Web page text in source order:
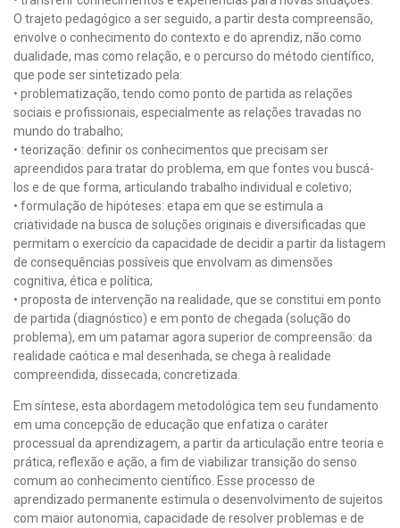
O trajeto pedagógico a ser seguido, a partir desta compreensão,
envolve o conhecimento do contexto e do aprendiz, não como
dualidade, mas como relação, e o percurso do método científico,
que pode ser sintetizado pela:
• problematização, tendo como ponto de partida as relações
sociais e profissionais, especialmente as relações travadas no
mundo do trabalho;
• teorização: definir os conhecimentos que precisam ser
apreendidos para tratar do problema, em que fontes vou buscá-
los e de que forma, articulando trabalho individual e coletivo;
• formulação de hipóteses: etapa em que se estimula a
criatividade na busca de soluções originais e diversificadas que
permitam o exercício da capacidade de decidir a partir da listagem
de consequências possíveis que envolvam as dimensões
cognitiva, ética e política;
• proposta de intervenção na realidade, que se constitui em ponto
de partida (diagnóstico) e em ponto de chegada (solução do
problema), em um patamar agora superior de compreensão: da
realidade caótica e mal desenhada, se chega à realidade
compreendida, dissecada, concretizada.
Em síntese, esta abordagem metodológica tem seu fundamento
em uma concepção de educação que enfatiza o caráter
processual da aprendizagem, a partir da articulação entre teoria e
prática, reflexão e ação, a fim de viabilizar transição do senso
comum ao conhecimento científico. Esse processo de
aprendizado permanente estimula o desenvolvimento de sujeitos
com maior autonomia, capacidade de resolver problemas e de